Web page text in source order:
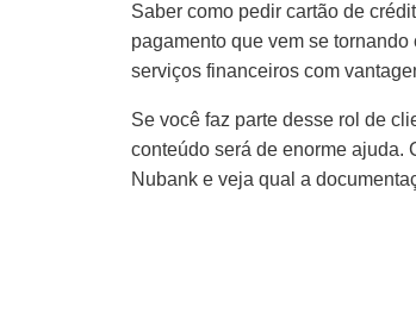
Saber como pedir cartão de
pagamento que vem se
serviços financeiros com
Se você faz parte desse rol de
conteúdo será de enorme ajuda.
Nubank e veja qual a